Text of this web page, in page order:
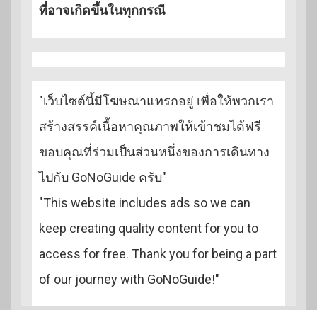
ที่อาจเกิดขึ้นในทุกกรณี
"เว็บไซต์นี้มีโฆษณาแทรกอยู่ เพื่อให้พวกเรา
สร้างสรรค์เนื้อหาคุณภาพให้เข้าชมได้ฟรี
ขอบคุณที่ร่วมเป็นส่วนหนึ่งของการเดินทาง
ไปกับ GoNoGuide ครับ"
"This website includes ads so we can
keep creating quality content for you to
access for free. Thank you for being a part
of our journey with GoNoGuide!"